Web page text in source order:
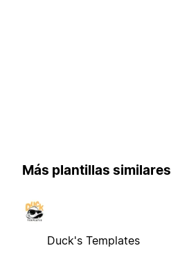
Más plantillas similares
Duck's Templates